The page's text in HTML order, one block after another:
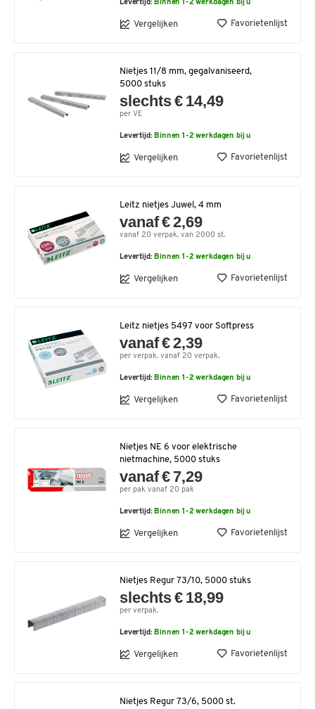
Levertijd: Binnen 1-2 werkdagen bij u
Vergelijken Favorietenlijst
Nietjes 11/8 mm, gegalvaniseerd,
5000 stuks
slechts € 14,49
per VE
Levertijd: Binnen 1-2 werkdagen bij u
Vergelijken Favorietenlijst
Leitz nietjes Juwel, 4 mm
vanaf € 2,69
vanaf 20 verpak. van 2000 st.
Levertijd: Binnen 1-2 werkdagen bij u
Vergelijken Favorietenlijst
Leitz nietjes 5497 voor Softpress
vanaf € 2,39
per verpak. vanaf 20 verpak.
Levertijd: Binnen 1-2 werkdagen bij u
Vergelijken Favorietenlijst
Nietjes NE 6 voor elektrische
nietmachine, 5000 stuks
vanaf € 7,29
per pak vanaf 20 pak
Levertijd: Binnen 1-2 werkdagen bij u
Vergelijken Favorietenlijst
Nietjes Regur 73/10, 5000 stuks
slechts € 18,99
per verpak.
Levertijd: Binnen 1-2 werkdagen bij u
Vergelijken Favorietenlijst
Nietjes Regur 73/6, 5000 st.